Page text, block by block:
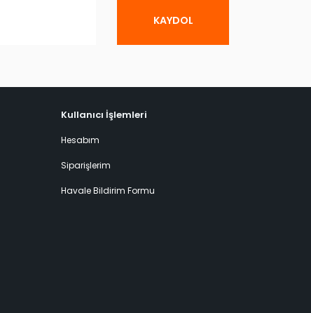
KAYDOL
Kullanıcı İşlemleri
Hesabım
Siparişlerim
Havale Bildirim Formu